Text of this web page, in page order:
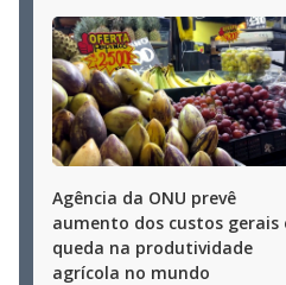
Agência da ONU prevê
aumento dos custos gerais
queda na produtividade
agrícola no mundo